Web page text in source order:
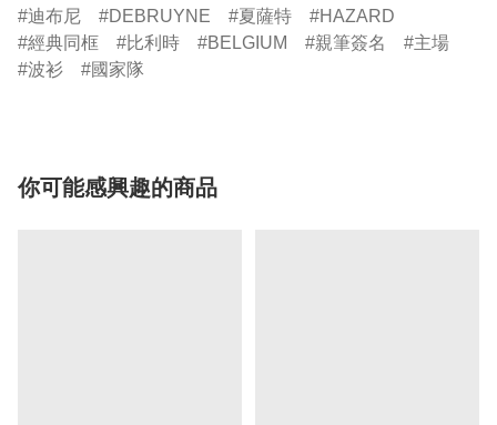
迪布尼 DEBRUYNE 夏薩特
HAZARD
經典同框
比利時 BELGIUM 親筆簽名
主場
波衫
國家隊
你可能感興趣的商品